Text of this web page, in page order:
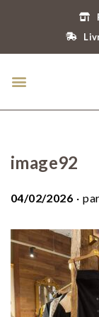
image92
P
i
é
04/02/2026 par